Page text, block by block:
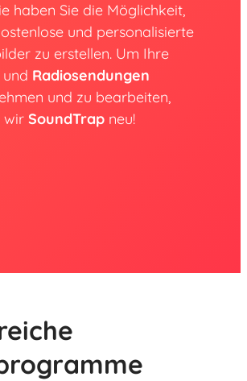
haben Sie die Möglichkeit,
und personalisierte
zu erstellen. Um Ihre
Radiosendungen
und zu bearbeiten,
wir SoundTrapneu!